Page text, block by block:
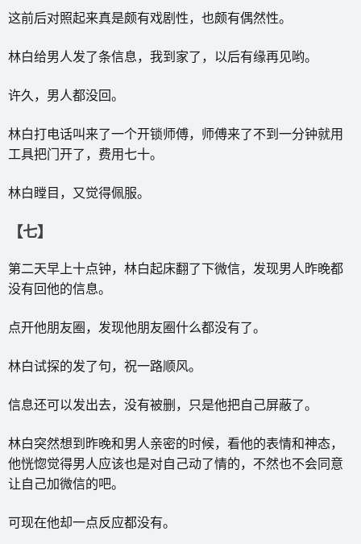
这前后对照起来真是颇有戏剧性，也颇有偶然性。
林白给男人发了条信息，我到家了，以后有缘再见哟。
许久，男人都没回。
林白打电话叫来了一个开锁师傅，师傅来了不到一分钟就用
工具把门开了，费用七十。
林白瞠目，又觉得佩服。
【七】
第二天早上十点钟，林白起床翻了下微信，发现男人昨晚都
没有回他的信息。
点开他朋友圈，发现他朋友圈什么都没有了。
林白试探的发了句，祝一路顺风。
信息还可以发出去，没有被删，只是他把自己屏蔽了。
林白突然想到昨晚和男人亲密的时候，看他的表情和神态，
他恍惚觉得男人应该也是对自己动了情的，不然也不会同意
让自己加微信的吧。
可现在他却一点反应都没有。